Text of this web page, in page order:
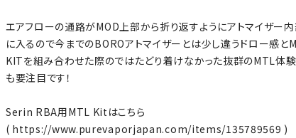
エアフローの通路がMOD上部から折り返すようにアトマイザー
に入るので今までのBOROアトマイザーとは少し違うドロー感と
KITを組み合わせた際のではたどり着けなかった抜群のMTL体
も要注目です！
Serin RBA用MTL Kitはこちら
( https://www.purevaporjapan.com/items/135789569 )